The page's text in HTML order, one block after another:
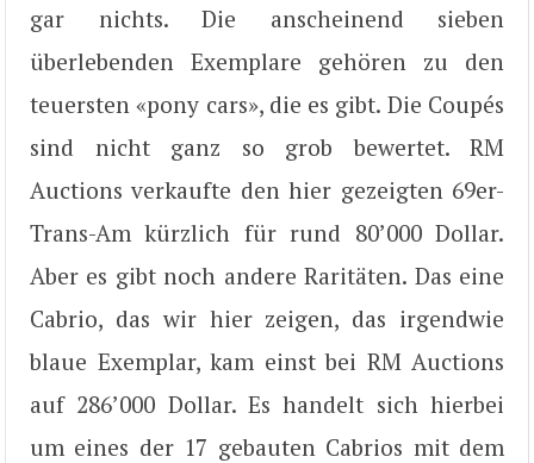
gar nichts. Die anscheinend sieben
überlebenden Exemplare gehören zu den
teuersten «pony cars», die es gibt. Die Coupés
sind nicht ganz so grob bewertet. RM
Auctions verkaufte den hier gezeigten 69er-
Trans-Am kürzlich für rund 80’000 Dollar.
Aber es gibt noch andere Raritäten. Das eine
Cabrio, das wir hier zeigen, das irgendwie
blaue Exemplar, kam einst bei RM Auctions
auf 286’000 Dollar. Es handelt sich hierbei
um eines der 17 gebauten Cabrios mit dem